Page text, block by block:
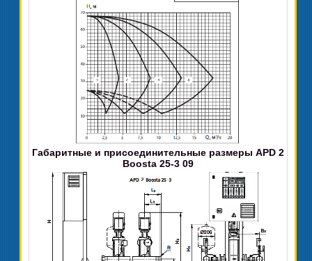
Габаритные и присоединительные размеры APD 2
Boosta 25-3 09